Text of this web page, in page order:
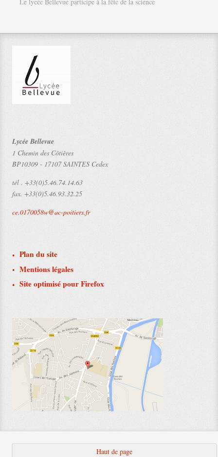
Le lycée Bellevue participe à la fête de la science
Lycée Bellevue
1 Chemin des Côtières
BP10309 - 17107 SAINTES Cedex
tél . +33(0)5.46.74.14.63
fax. +33(0)5.46.93.32.25
ce.0170058w@ac-poitiers.fr
Plan du site
Mentions légales
Site optimisé pour Firefox
Haut de page